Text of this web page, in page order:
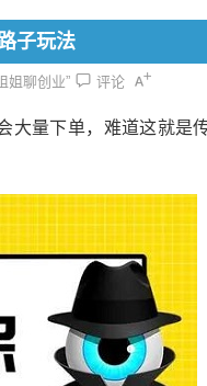
子玩法
姐聊创业” 评论
大量下单，难道这就是